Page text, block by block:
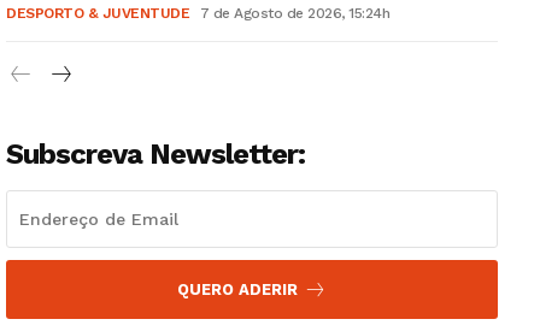
DESPORTO & JUVENTUDE 7 de Agosto de 2026, 15:24h
Subscreva Newsletter:
QUERO ADERIR